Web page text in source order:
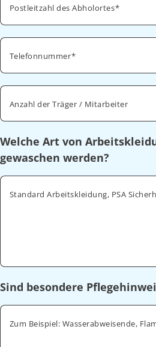
Postleitzahl des Abholortes
Telefonnummer
Anzahl der Träger / Mitarbeiter
Welche Art von
gewaschen werden?
Sind besondere